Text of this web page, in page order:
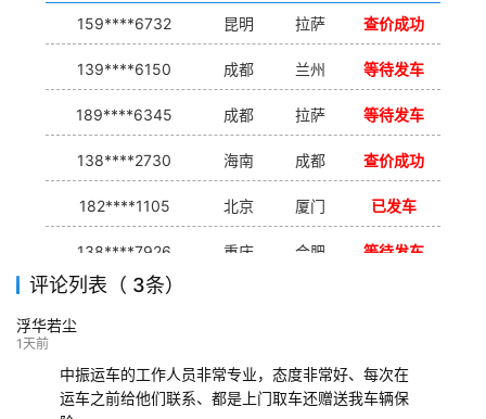
159****6732 昆明 拉萨 查价成功
139****6150 成都 兰州 等待发车
189****6345 成都 拉萨 等待发车
138****2730 海南 成都 查价成功
182****1105 北京 厦门 已发车
138****7926 重庆 合肥 等待发车
139****9233
评论列表（ 3条）
浮华若尘
1天前
中振运车的工作人员非常专业，态度非常好、每次在
运车之前给他们联系、都是上门取车还赠送我车辆保